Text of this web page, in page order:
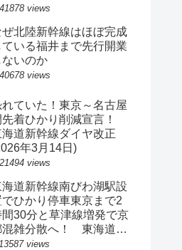
views
ぜ北陸新幹線はほぼ完成
ている福井まで先行開業
ないのか
views
れていた！東京～名古屋
先着ひかり削減宣言！
海道新幹線ダイヤ改正
年3月14日)
views
海道新幹線南びわ湖駅設
でひかり停車東京まで2
間30分と草津線増発で京
混雑分散へ！ 東海道新
線ダイヤ改正予測(2040
views